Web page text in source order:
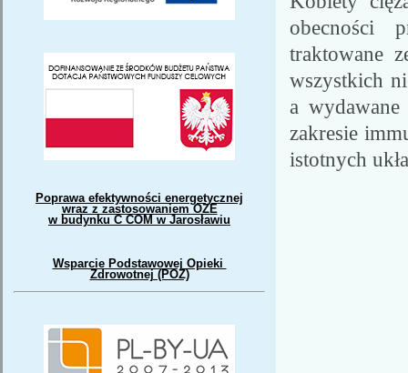
Poprawa efektywności energetycznej
wraz z zastosowaniem OZE
w budynku C COM w Jarosławiu
Wsparcie Podstawowej Opieki
Zdrowotnej (POZ)
obecności
traktowane
wszystkich
a
zakresie
istotnych